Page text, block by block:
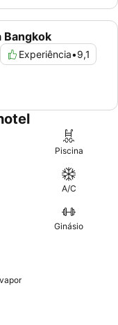
Bangkok
Experiência•9,1
Piscina
A/C
Ginásio